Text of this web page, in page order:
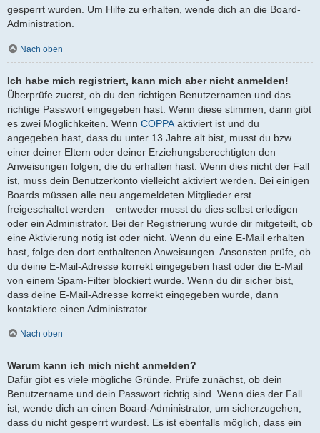
gesperrt wurden. Um Hilfe zu erhalten, wende dich an die Board-
Administration.
Nach oben
Ich habe mich registriert, kann mich aber nicht anmelden!
Überprüfe zuerst, ob du den richtigen Benutzernamen und das
richtige Passwort eingegeben hast. Wenn diese stimmen, dann gibt
es zwei Möglichkeiten. Wenn COPPA aktiviert ist und du
angegeben hast, dass du unter 13 Jahre alt bist, musst du bzw.
einer deiner Eltern oder deiner Erziehungsberechtigten den
Anweisungen folgen, die du erhalten hast. Wenn dies nicht der Fall
ist, muss dein Benutzerkonto vielleicht aktiviert werden. Bei einigen
Boards müssen alle neu angemeldeten Mitglieder erst
freigeschaltet werden – entweder musst du dies selbst erledigen
oder ein Administrator. Bei der Registrierung wurde dir mitgeteilt, ob
eine Aktivierung nötig ist oder nicht. Wenn du eine E-Mail erhalten
hast, folge den dort enthaltenen Anweisungen. Ansonsten prüfe, ob
du deine E-Mail-Adresse korrekt eingegeben hast oder die E-Mail
von einem Spam-Filter blockiert wurde. Wenn du dir sicher bist,
dass deine E-Mail-Adresse korrekt eingegeben wurde, dann
kontaktiere einen Administrator.
Nach oben
Warum kann ich mich nicht anmelden?
Dafür gibt es viele mögliche Gründe. Prüfe zunächst, ob dein
Benutzername und dein Passwort richtig sind. Wenn dies der Fall
ist, wende dich an einen Board-Administrator, um sicherzugehen,
dass du nicht gesperrt wurdest. Es ist ebenfalls möglich, dass ein